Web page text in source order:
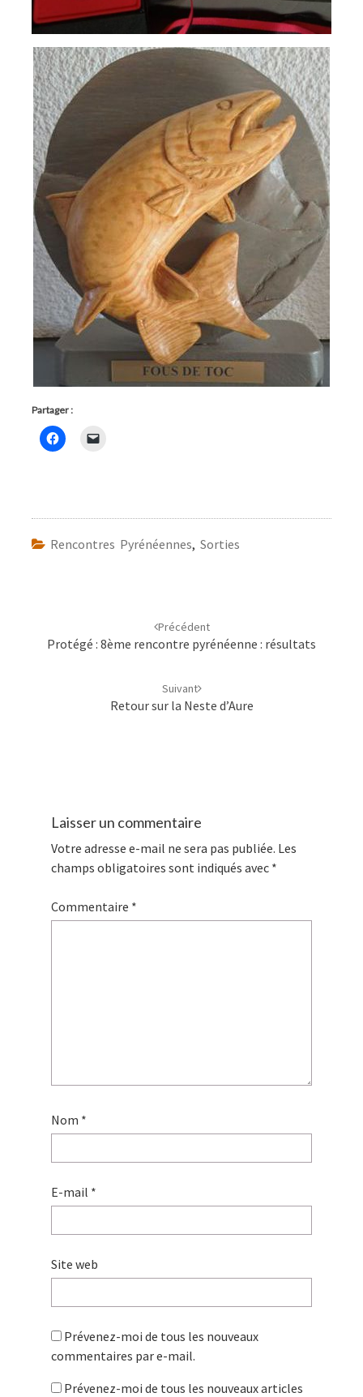
Partager :
Rencontres Pyrénéennes, Sorties
Précédent
Protégé : 8ème rencontre pyrénéenne : résultats
Suivant
Retour sur la Neste d’Aure
Laisser un commentaire
Votre adresse e-mail ne sera pas publiée. Les
champs obligatoires sont indiqués avec *
Commentaire *
Nom *
E-mail *
Site web
Prévenez-moi de tous les nouveaux
commentaires par e-mail.
Prévenez-moi de tous les nouveaux articles